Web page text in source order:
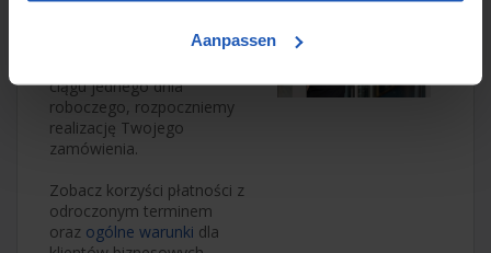
Aanpassen
ciągu jednego dnia
roboczego, rozpoczniemy
realizację Twojego
zamówienia.
Zobacz korzyści płatności z
odroczonym terminem
oraz ogólne warunki dla